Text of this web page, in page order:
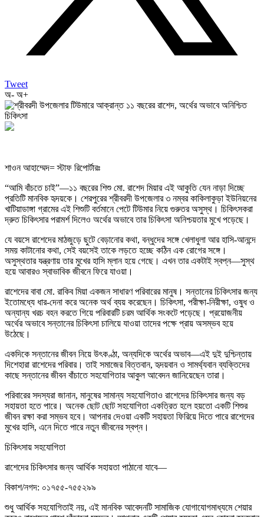
Tweet
অ- অ+
শাওন আহাম্মেদ= স্টাফ রিপোর্টারঃ
“আমি বাঁচতে চাই”—১১ বছরের শিশু মো. রাশেদ মিয়ার এই আকুতি যেন নাড়া দিচ্ছে
প্রতিটি মানবিক হৃদয়কে। শেরপুরের শ্রীবরদী উপজেলার ৩ নম্বর কাকিলাকুড়া ইউনিয়নের
খাটিয়াডাঙ্গা গ্রামের এই শিশুটি বর্তমানে পেটে টিউমার নিয়ে গুরুতর অসুস্থ। চিকিৎসকরা
দ্রুত চিকিৎসার পরামর্শ দিলেও অর্থের অভাবে তার চিকিৎসা অনিশ্চয়তার মুখে পড়েছে।
যে বয়সে রাশেদের মাঠজুড়ে ছুটে বেড়ানোর কথা, বন্ধুদের সঙ্গে খেলাধুলা আর হাসি-আনন্দে
সময় কাটানোর কথা, সেই বয়সেই তাকে লড়তে হচ্ছে কঠিন এক রোগের সঙ্গে।
অসুস্থতার যন্ত্রণায় তার মুখের হাসি ম্লান হয়ে গেছে। এখন তার একটাই স্বপ্ন—সুস্থ
হয়ে আবারও স্বাভাবিক জীবনে ফিরে যাওয়া।
রাশেদের বাবা মো. রাকিব মিয়া একজন সাধারণ পরিবারের মানুষ। সন্তানের চিকিৎসার জন্য
ইতোমধ্যে ধার-দেনা করে অনেক অর্থ ব্যয় করেছেন। চিকিৎসা, পরীক্ষা-নিরীক্ষা, ওষুধ ও
অন্যান্য খরচ বহন করতে গিয়ে পরিবারটি চরম আর্থিক সংকটে পড়েছে। প্রয়োজনীয়
অর্থের অভাবে সন্তানের চিকিৎসা চালিয়ে যাওয়া তাদের পক্ষে প্রায় অসম্ভব হয়ে
উঠেছে।
একদিকে সন্তানের জীবন নিয়ে উৎকণ্ঠা, অন্যদিকে অর্থের অভাব—এই দুই দুশ্চিন্তায়
দিশেহারা রাশেদের পরিবার। তাই সমাজের বিত্তবান, হৃদয়বান ও সামর্থ্যবান ব্যক্তিদের
কাছে সন্তানের জীবন বাঁচাতে সহযোগিতার আকুল আবেদন জানিয়েছেন তারা।
পরিবারের সদস্যরা জানান, মানুষের সামান্য সহযোগিতাও রাশেদের চিকিৎসার জন্য বড়
সহায়তা হতে পারে। অনেক ছোট ছোট সহযোগিতা একত্রিত হলে হয়তো একটি শিশুর
জীবন রক্ষা করা সম্ভব হবে। আপনার দেওয়া একটি সহায়তা ফিরিয়ে দিতে পারে রাশেদের
মুখের হাসি, এনে দিতে পারে নতুন জীবনের স্বপ্ন।
চিকিৎসায় সহযোগিতা
রাশেদের চিকিৎসার জন্য আর্থিক সহায়তা পাঠানো যাবে—
বিকাশ/নগদ: ০১৭৫৫-৭৫৫২৯৯
শুধু আর্থিক সহযোগিতাই নয়, এই মানবিক আবেদনটি সামাজিক যোগাযোগমাধ্যমে শেয়ার